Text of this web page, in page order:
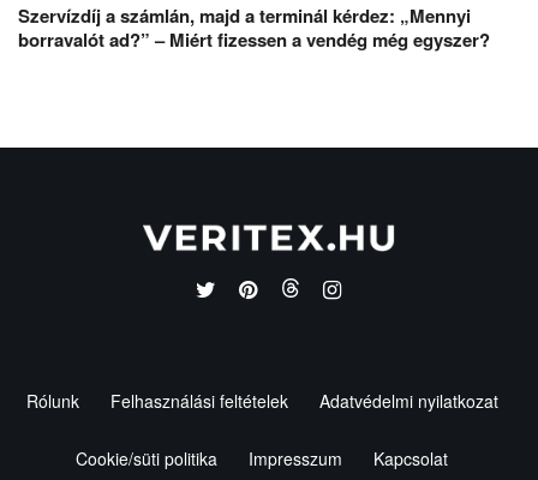
Szervízdíj a számlán, majd a terminál kérdez: „Mennyi
borravalót ad?” – Miért fizessen a vendég még egyszer?
Rólunk Felhasználási feltételek Adatvédelmi nyilatkozat
Cookie/süti politika Impresszum Kapcsolat